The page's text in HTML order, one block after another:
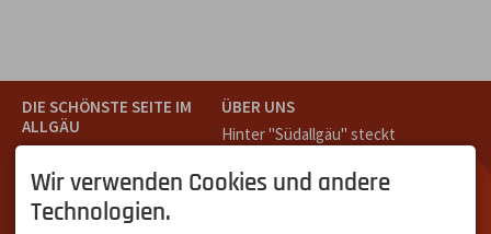
DIE SCHÖNSTE SEITE IM
ALLGÄU
Teil des Oberallgäus. Es
verbindet die Tourismus-
Destinationen Oberstdorf,
ÜBER UNS
Hinter "Südallgäu" steckt
Oberstdorf.
Unser Ziel ist ein attraktives
Wir verwenden Cookies und andere
Technologien.